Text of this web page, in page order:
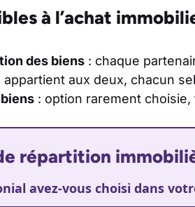
à l’achat
des biens : chaque
appartient aux deux, chacun
: option rarement
répartition
avez-vous choisi dans votre